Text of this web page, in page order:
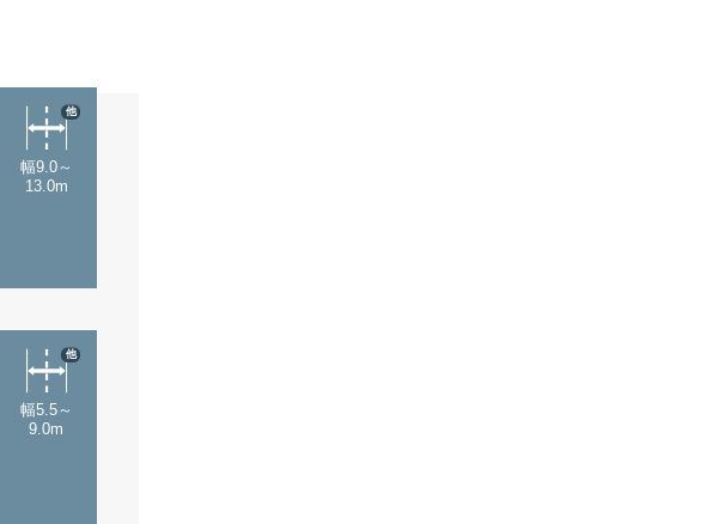
幅9.0～
13.0m
他
幅5.5～
9.0m
他